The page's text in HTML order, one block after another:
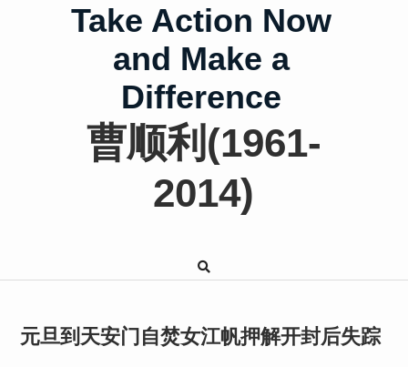
Take Action Now
and Make a
Difference
曹顺利(1961-
2014)
元旦到天安门自焚女江帆押解开封后失踪